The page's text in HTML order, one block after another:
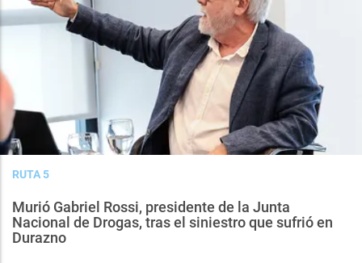
RUTA 5
Murió Gabriel Rossi, presidente de la Junta
Nacional de Drogas, tras el siniestro que sufrió en
Durazno